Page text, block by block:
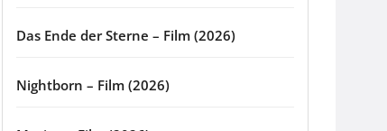
Das Ende der Sterne – Film (2026)
Nightborn – Film (2026)